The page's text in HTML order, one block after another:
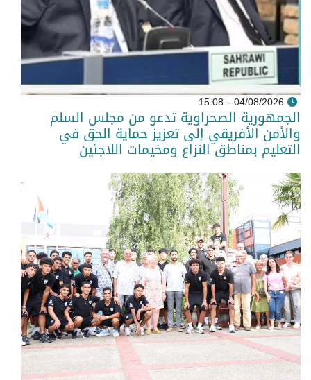
04/08/2026 - 15:08
الجمهورية الصحراوية تدعو من مجلس السلم
والأمن الأفريقي إلى تعزيز حماية الحق في
التعليم بمناطق النزاع ومخيمات اللاجئين